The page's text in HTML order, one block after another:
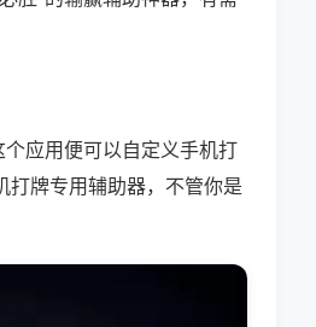
应用便可以自定义手机打
打牌专用辅助器，不管你是